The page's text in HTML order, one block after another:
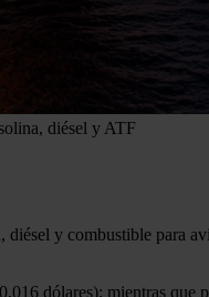
para personalizar el
información
web, quienes pueden
que haya hecho de
diésel y ATF
y combustible para
dólares); mientras